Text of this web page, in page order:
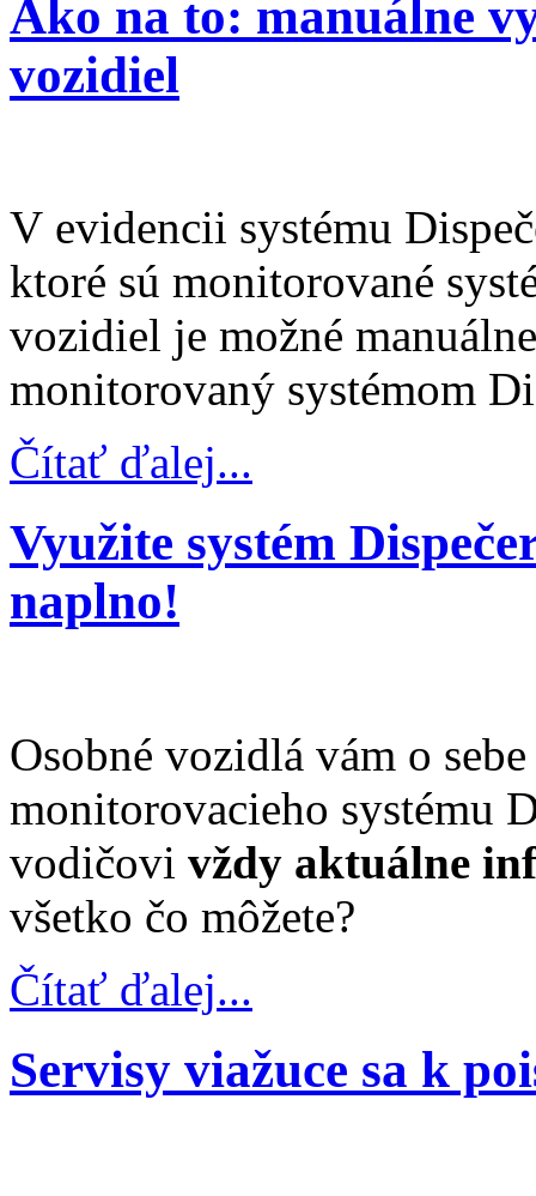
Ako na to: manuálne
vozidiel
V evidencii systému
ktoré sú monitorované
vozidiel je možné
monitorovaný systémom
Čítať ďalej...
Využite systém
naplno!
Osobné vozidlá vám o
monitorovacieho systému
vodičovi vždy aktuálne
všetko čo môžete?
Čítať ďalej...
Servisy viažuce sa k